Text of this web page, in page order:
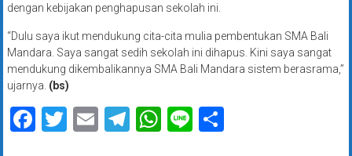
dengan kebijakan penghapusan sekolah ini.
“Dulu saya ikut mendukung cita-cita mulia pembentukan SMA Bali
Mandara. Saya sangat sedih sekolah ini dihapus. Kini saya sangat
mendukung dikembalikannya SMA Bali Mandara sistem berasrama,”
ujarnya. (bs)
Facebook
Twitter
EmailTelegram
WhatsApp
LineShare